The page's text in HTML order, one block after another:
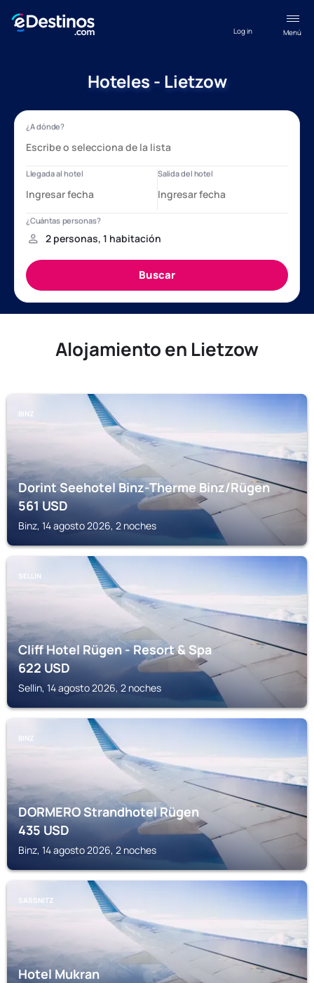
Menú
Log in
Hoteles - Lietzow
Alojamiento en Lietzow
BINZ
Dorint Seehotel Binz-Therme Binz/Rügen
561USD
Binz, 14 agosto 2026, 2 noches
SELLIN
Cliff Hotel Rügen - Resort & Spa
622USD
Sellin, 14 agosto 2026, 2 noches
BINZ
DORMERO Strandhotel Rügen
435USD
Binz, 14 agosto 2026, 2 noches
SASSNITZ
Hotel Mukran